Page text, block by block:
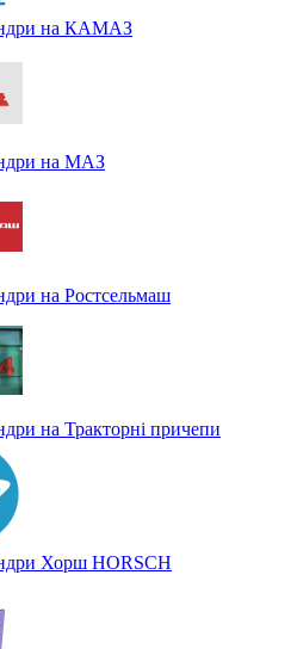
на КАМАЗ
на МАЗ
на Ростсельмаш
на Тракторні причепи
Хорш HORSCH